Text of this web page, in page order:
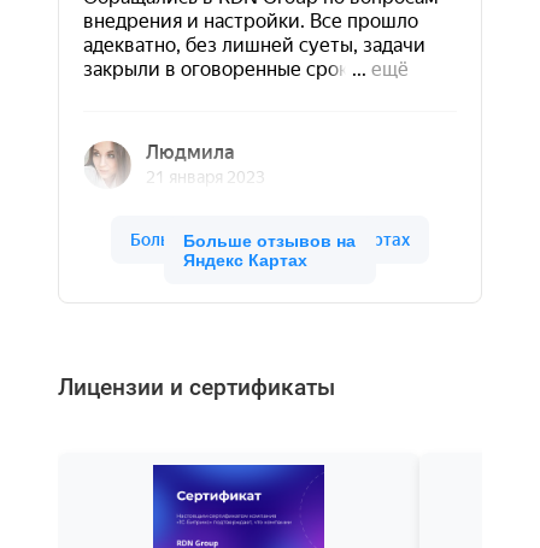
Больше отзывов на
Яндекс Картах
Лицензии и сертификаты